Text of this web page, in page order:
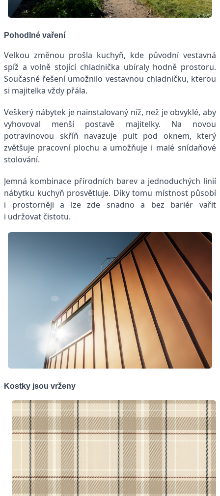
Pohodlné vaření
Velkou změnou prošla kuchyň, kde původní vestavná
spíž a volně stojící chladnička ubíraly hodně prostoru.
Současné řešení umožnilo vestavnou chladničku, kterou
si majitelka vždy přála.
Veškerý nábytek je nainstalovaný níž, než je obvyklé, aby
vyhovoval menší postavě majitelky. Na novou
potravinovou skříň navazuje pult pod oknem, který
zvětšuje pracovní plochu a umožňuje i malé snídaňové
stolování.
Jemná kombinace přírodních barev a jednoduchých linií
nábytku kuchyň prosvětluje. Díky tomu místnost působí
i prostorněji a lze zde snadno a bez bariér vařit
i udržovat čistotu.
Kostky jsou vrženy